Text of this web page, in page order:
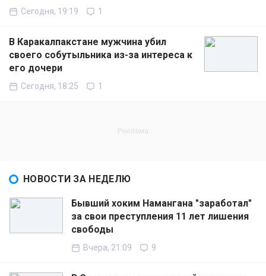
Сегодня, 19:19 1
В Каракалпакстане мужчина убил
своего собутыльника из-за интереса к
его дочери
Сегодня, 18:25 1
НОВОСТИ ЗА НЕДЕЛЮ
Бывший хоким Намангана "заработал"
за свои преступления 11 лет лишения
свободы
Вчера, 21:09 9